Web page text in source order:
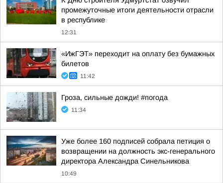
промежуточные итоги деятельности отрасли
в республике
12:31
«ИжГЭТ» переходит на оплату без бумажных
билетов
11:42
Гроза, сильные дожди! #погода
11:34
Уже более 160 подписей собрала петиция о
возвращении на должность экс-генерального
директора Александра Синельникова
10:49